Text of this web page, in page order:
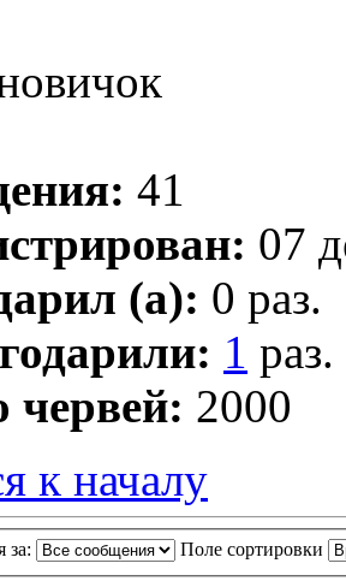
41
07
(а): 0 раз.
1 раз.
червей: 2000
к началу
за: Поле сортировки